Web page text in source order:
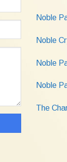
Noble
Noble
Noble
Noble
The